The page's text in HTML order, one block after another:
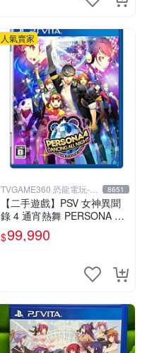
人氣賣家
TVGAME360 恐龍電玩-台
中店
8651
【二手遊戲】PSV 女神異聞
錄 4 通宵熱舞 PERSONA 4 D
ANCING ALL NIGHT 日文版
台中恐龍
$99,990